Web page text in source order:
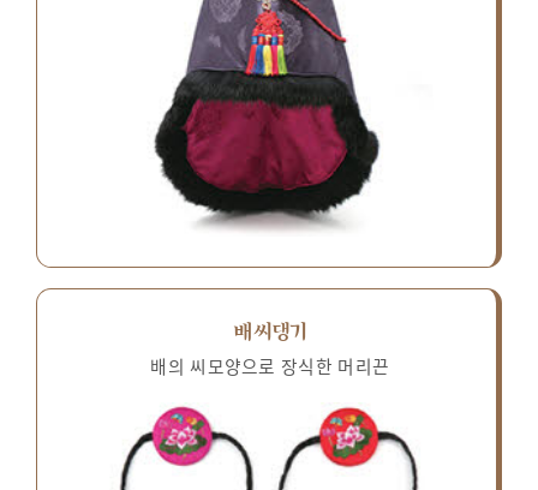
배씨댕기
배의 씨모양으로 장식한 머리끈